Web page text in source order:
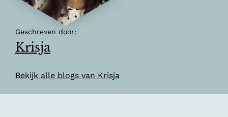
Geschreven door:
Krisja
Bekijk alle blogs van Krisja